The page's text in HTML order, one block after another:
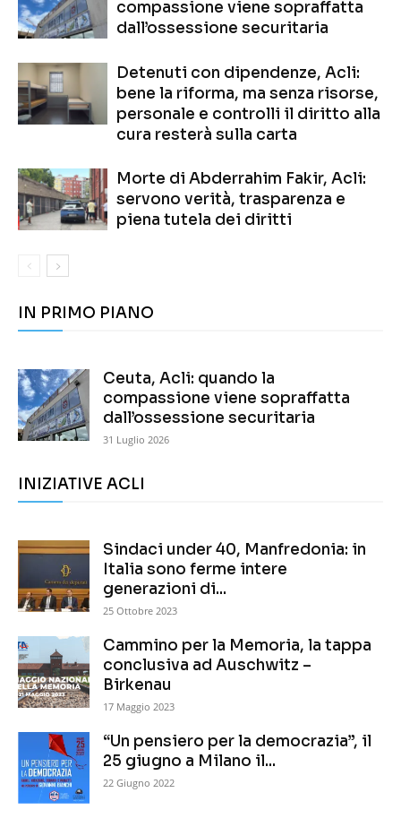
compassione viene sopraffatta
dall’ossessione securitaria
Detenuti con dipendenze, Acli:
bene la riforma, ma senza risorse,
personale e controlli il diritto alla
cura resterà sulla carta
Morte di Abderrahim Fakir, Acli:
servono verità, trasparenza e
piena tutela dei diritti
IN PRIMO PIANO
Ceuta, Acli: quando la
compassione viene sopraffatta
dall’ossessione securitaria
31 Luglio 2026
INIZIATIVE ACLI
Sindaci under 40, Manfredonia: in
Italia sono ferme intere
generazioni di...
25 Ottobre 2023
Cammino per la Memoria, la tappa
conclusiva ad Auschwitz –
Birkenau
17 Maggio 2023
“Un pensiero per la democrazia”, il
25 giugno a Milano il...
22 Giugno 2022